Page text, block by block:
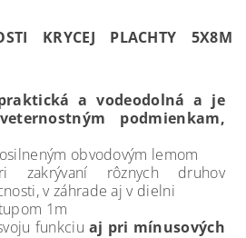
KRYCEJ PLACHTY 5X8M
a vodeodolná a je
podmienkam,
obvodovým lemom
zakrývaní rôznych druhov
v záhrade aj v dielni
1m
funkciuaj pri mínusových